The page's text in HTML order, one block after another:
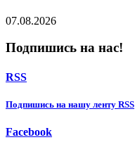
07.08.2026
Подпишись на нас!
RSS
Подпишиcь на нашу ленту RSS
Facebook